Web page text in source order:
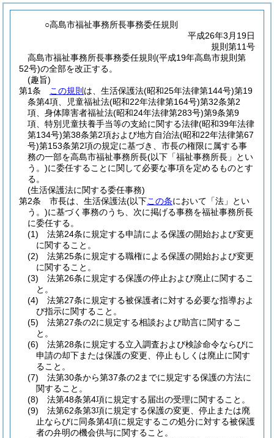
○高島市福祉事務所長事務委任規則
平成26年3月19日
規則第11号
高島市福祉事務所長事務委任規則(平成19年高島市規則第
52号)の全部を改正する。
(趣旨)
第1条
この規則 は、生活保護法(昭和25年法律第144号)第19
条第4項、児童福祉法(昭和22年法律第164号)第32条第2
項、身体障害者福祉法(昭和24年法律第283号)第9条第9
項、特別児童扶養手当等の支給に関する法律(昭和39年法律
第134号)第38条第2項および地方自治法(昭和22年法律第67
号)第153条第2項の規定に基づき、市長の権限に属する事
務の一部を高島市福祉事務所長(以下「福祉事務所長」とい
う。)に委任することに関して必要な事項を定めるものとす
る。
(生活保護法に関する委任事務)
第2条
市長は、生活保護法(以下この条において「法」とい
う。)に基づく事務のうち、次に掲げる事務を福祉事務所長
に委任する。
(1)
法第24条に規定する申請による保護の開始および変更
に関すること。
(2)
法第25条に規定する職権による保護の開始および変更
に関すること。
(3)
法第26条に規定する保護の停止および廃止に関するこ
と。
(4)
法第27条に規定する被保護者に対する必要な指導およ
び指示に関すること。
(5)
法第27条の2に規定する相談および助言に関するこ
と。
(6)
法第28条に規定する立入調査および検診命令ならびに
申請の却下または保護の変更、停止もしくは廃止に関す
ること。
(7)
法第30条から第37条の2までに規定する保護の方法に
関すること。
(8)
法第48条第4項に規定する届出の受理に関すること。
(9)
法第62条第3項に規定する保護の変更、停止または廃
止ならびに同条第4項に規定するこの処分に対する被保護
者の弁明の機会供与に関すること。